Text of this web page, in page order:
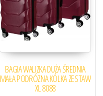
BAGIA WALIZKA DUŻA ŚREDNIA
MAŁA PODRÓZNA KÓLKA ZESTAW
XL 8088